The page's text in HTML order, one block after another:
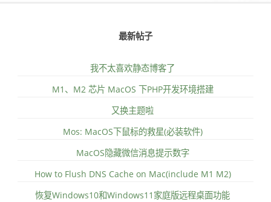
最新帖子
我不太喜欢静态博客了
M1、M2 芯片 MacOS 下PHP开发环境搭建
又换主题啦
Mos: MacOS下鼠标的救星(必装软件)
MacOS隐藏微信消息提示数字
How to Flush DNS Cache on Mac(include M1 M2)
恢复Windows10和Windows11家庭版远程桌面功能